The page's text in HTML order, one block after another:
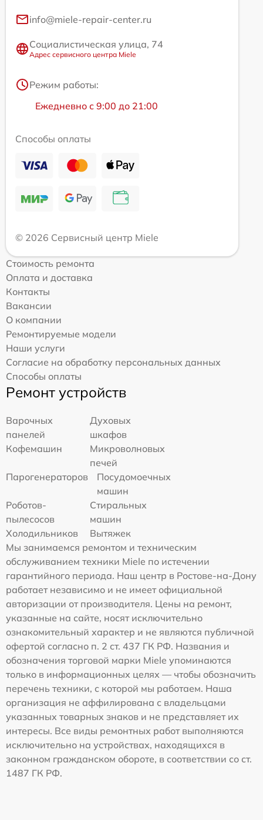
info@miele-repair-center.ru
Социалистическая улица, 74
Адрес сервисного центра Miele
Режим работы:
Ежедневно с 9:00 до 21:00
Способы оплаты
© 2026 Сервисный центр Miele
Стоимость ремонта
Оплата и доставка
Контакты
Вакансии
О компании
Ремонтируемые модели
Наши услуги
Согласие на обработку персональных данных
Способы оплаты
Ремонт устройств
Варочных
панелей
Духовых
шкафов
Кофемашин
Микроволновых
печей
Парогенераторов
Посудомоечных
машин
Роботов-
пылесосов
Стиральных
машин
Холодильников
Вытяжек
Мы занимаемся ремонтом и техническим
обслуживанием техники Miele по истечении
гарантийного периода. Наш центр в Ростове-на-Дону
работает независимо и не имеет официальной
авторизации от производителя. Цены на ремонт,
указанные на сайте, носят исключительно
ознакомительный характер и не являются публичной
офертой согласно п. 2 ст. 437 ГК РФ. Названия и
обозначения торговой марки Miele упоминаются
только в информационных целях — чтобы обозначить
перечень техники, с которой мы работаем. Наша
организация не аффилирована с владельцами
указанных товарных знаков и не представляет их
интересы. Все виды ремонтных работ выполняются
исключительно на устройствах, находящихся в
законном гражданском обороте, в соответствии со ст.
1487 ГК РФ.